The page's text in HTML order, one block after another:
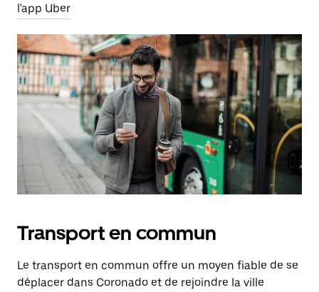
l'app Uber
Transport en commun
Le transport en commun offre un moyen fiable de se
déplacer dans Coronado et de rejoindre la ville